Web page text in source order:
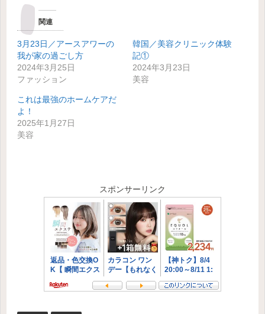
関連
3月23日／アースアワーの
我が家の過ごし方
2024年3月25日
ファッション
韓国／美容クリニック体験
記①
2024年3月23日
美容
これは最強のホームケアだ
よ！
2025年1月27日
美容
スポンサーリンク